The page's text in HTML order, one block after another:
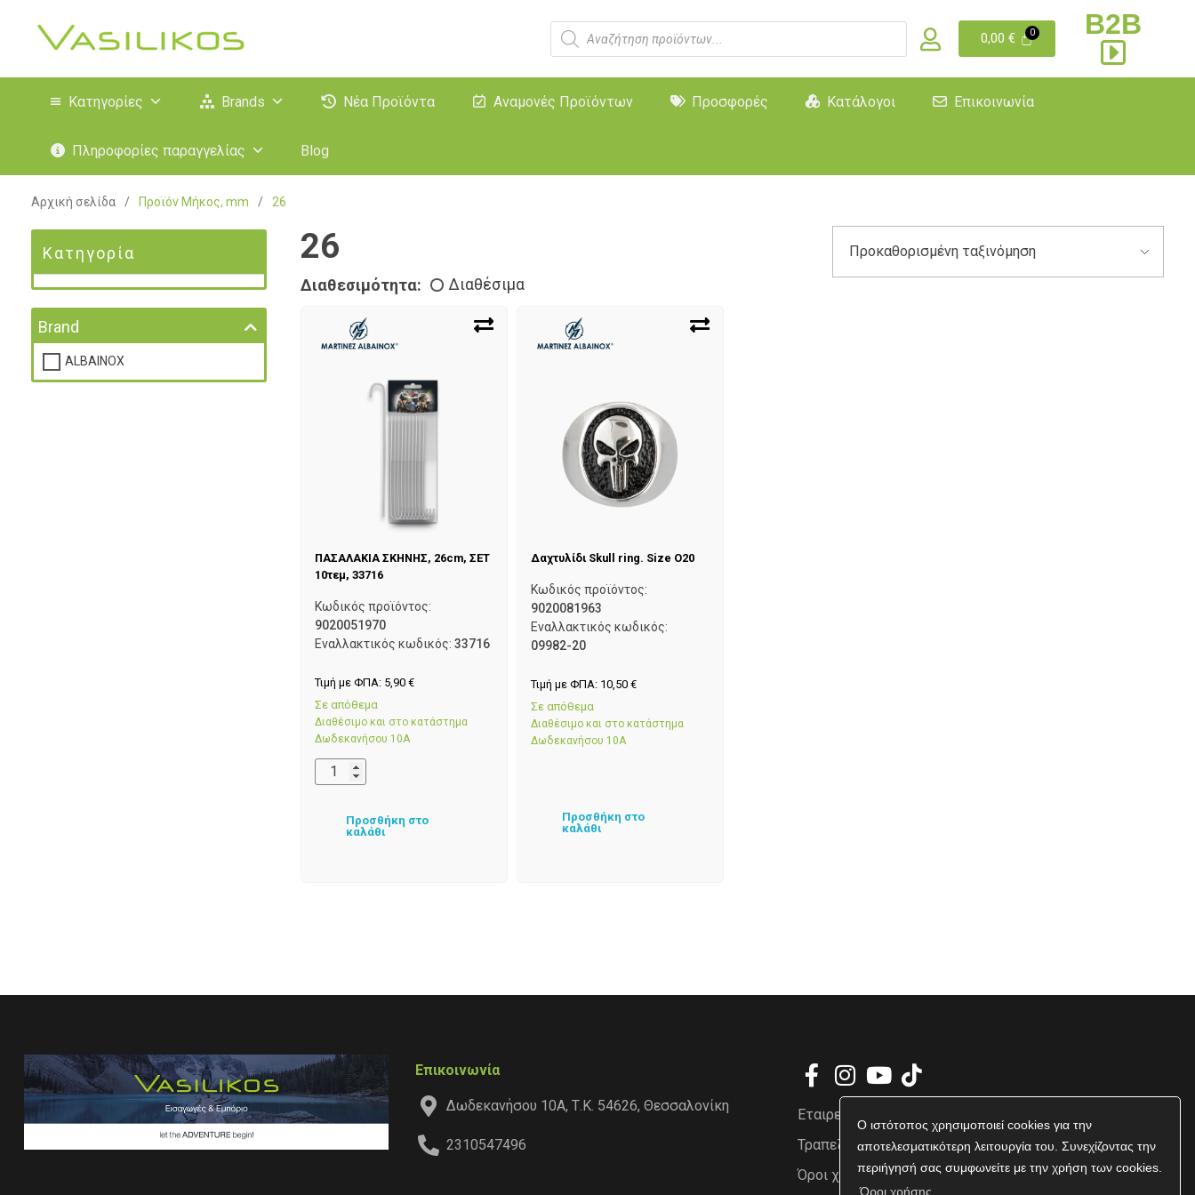
Ο ιστότοπος χρησιμοποιεί cookies για την
αποτελεσματικότερη λειτουργία του. Συνεχίζοντας την
περιήγησή σας συμφωνείτε με την χρήση των cookies.
Όροι χρήσης
0,00€ B2B
Κατηγορίες Brands Νέα Προϊόντα Αναμονές Προϊόντων Προσφορές Κατάλογοι Επικοινωνία
Πληροφορίες παραγγελίας Blog
Αρχική σελίδα / Προϊόν Μήκος, mm / 26
26
Διαθεσιμότητα: Διαθέσιμα
ΠΑΣΑΛΑΚΙΑ ΣΚΗΝΗΣ, 26cm, ΣΕΤ
10τεμ, 33716
Κωδικός προϊόντος:
9020051970
Εναλλακτικός κωδικός: 33716
Τιμή με ΦΠΑ: 5,90 €
Σε απόθεμα
Διαθέσιμο και στο κατάστημα
Δωδεκανήσου 10Α
Προσθήκη στο
καλάθι
Δαχτυλίδι Skull ring. Size O20
Κωδικός προϊόντος:
9020081963
Εναλλακτικός κωδικός:
09982-20
Τιμή με ΦΠΑ: 10,50 €
Σε απόθεμα
Διαθέσιμο και στο κατάστημα
Δωδεκανήσου 10Α
Προσθήκη στο
καλάθι
Κατηγορία
Brand
ALBAINOX
Επικοινωνία
Δωδεκανήσου 10Α, Τ.Κ. 54626, Θεσσαλονίκη
2310547496
Εταιρεία
Τραπεζικοί Λογαριασμοί
Όροι χρήσης